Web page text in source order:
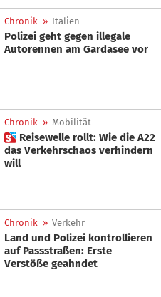
Chronik » Italien
Polizei geht gegen illegale
Autorennen am Gardasee vor
Chronik » Mobilität
 Reisewelle rollt: Wie die A22
das Verkehrschaos verhindern
will
Chronik » Verkehr
Land und Polizei kontrollieren
auf Passstraßen: Erste
Verstöße geahndet